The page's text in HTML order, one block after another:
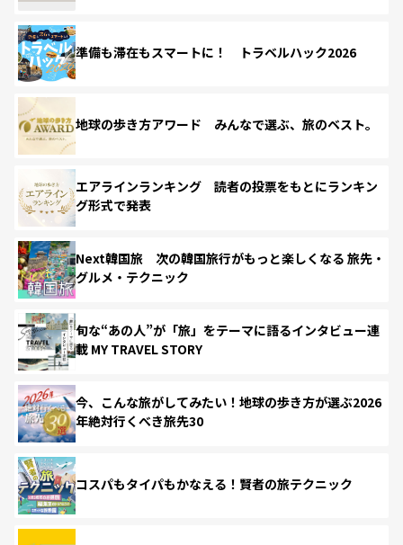
準備も滞在もスマートに！ トラベルハック2026
地球の歩き方アワード みんなで選ぶ、旅のベスト。
エアラインランキング 読者の投票をもとにランキン
グ形式で発表
Next韓国旅 次の韓国旅行がもっと楽しくなる 旅先・
グルメ・テクニック
旬な“あの人”が「旅」をテーマに語るインタビュー連
載 MY TRAVEL STORY
今、こんな旅がしてみたい！地球の歩き方が選ぶ2026
年絶対行くべき旅先30
コスパもタイパもかなえる！賢者の旅テクニック